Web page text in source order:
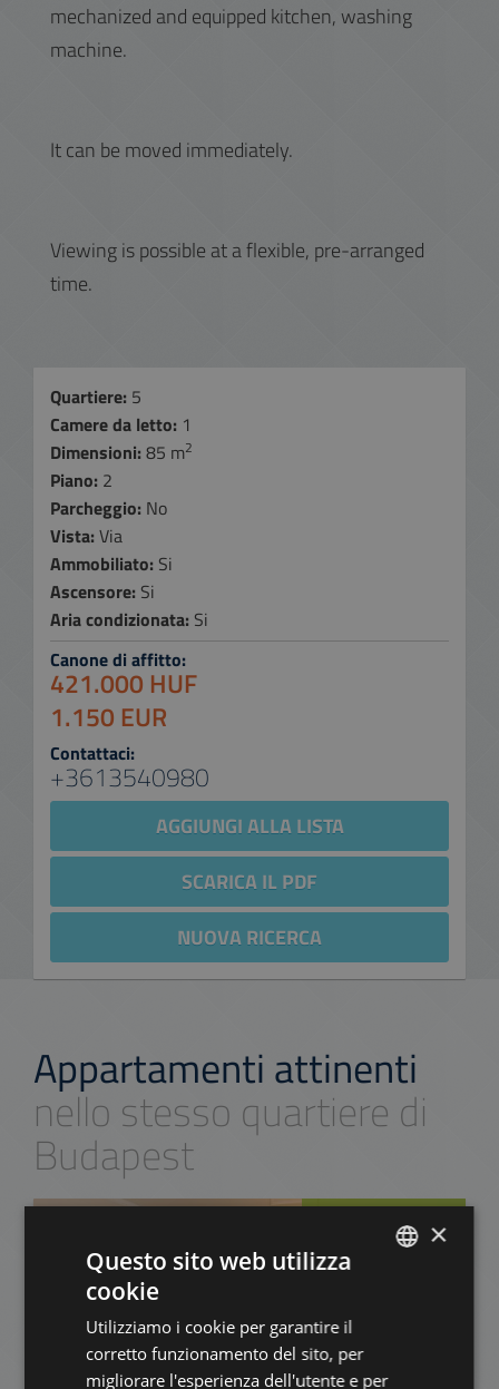
mechanized and equipped kitchen, washing
machine.
It can be moved immediately.
Viewing is possible at a flexible, pre-arranged
time.
Quartiere: 5
Camere da letto: 1
Dimensioni: 85 m2
Piano: 2
Parcheggio: No
Vista: Via
Ammobiliato: Si
Ascensore: Si
Aria condizionata: Si
Canone di affitto:
421.000 HUF
1.150 EUR
Contattaci:
+3613540980
AGGIUNGI ALLA LISTA
SCARICA IL PDF
NUOVA RICERCA
Appartamenti attinenti
nello stesso quartiere di
Budapest
AGGIUNGI ALLA LISTA
×
Questo sito web utilizza
cookie
Utilizziamo i cookie per garantire il
corretto funzionamento del sito, per
migliorare l'esperienza dell'utente e per